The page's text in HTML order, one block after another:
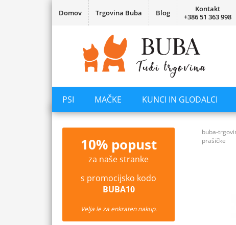
Domov Trgovina Buba Blog
Kontakt
+386 51 363 998
PSI MAČKE KUNCI IN GLODALCI
10% popust
za naše stranke
s promocijsko kodo
BUBA10
Velja le za enkraten nakup.
buba-
prašičke